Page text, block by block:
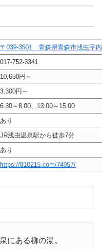
〒039-3501 青森県青森市浅虫字
017-752-3341
10,650円～
3,300円～
6:30～8:00、13:00～15:00
あり
JR浅虫温泉駅から徒歩7分
あり
https://810215.com/74957/
にある柳の湯。